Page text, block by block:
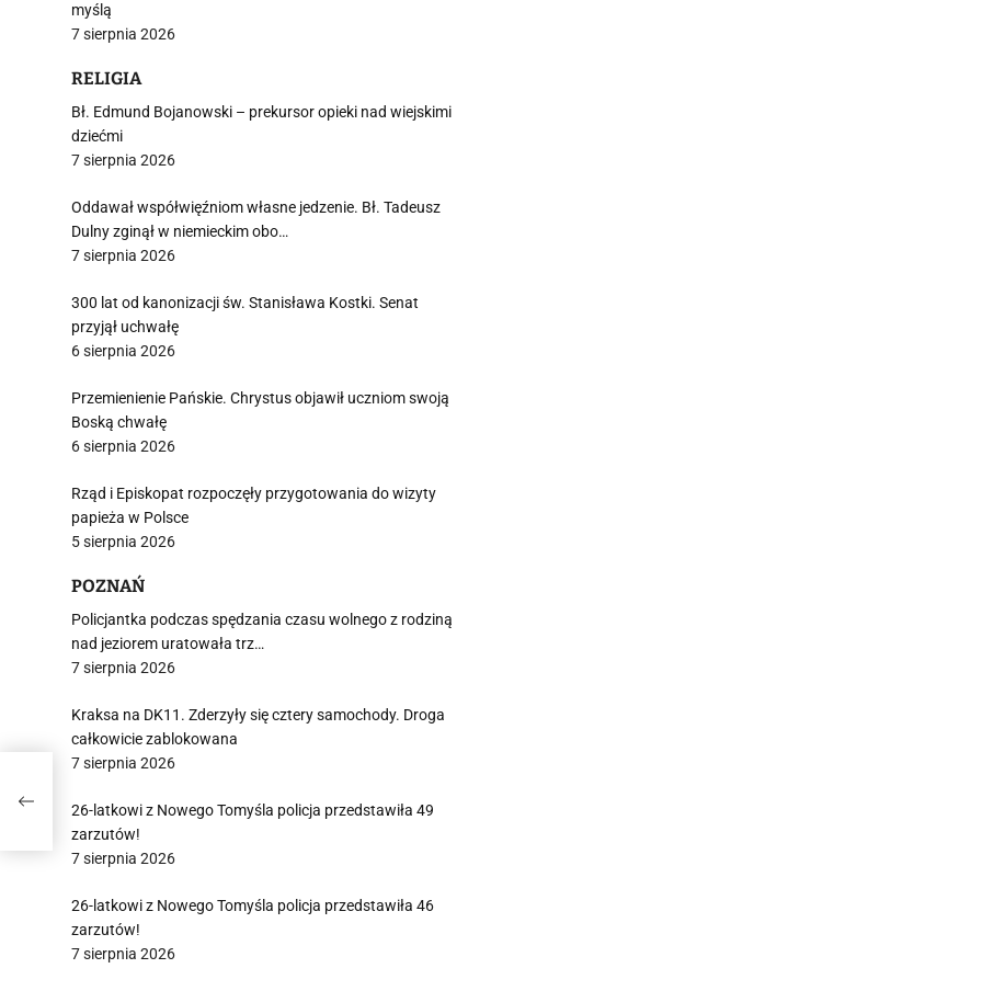
myślą
7 sierpnia 2026
RELIGIA
Bł. Edmund Bojanowski – prekursor opieki nad wiejskimi
dziećmi
7 sierpnia 2026
Oddawał współwięźniom własne jedzenie. Bł. Tadeusz
Dulny zginął w niemieckim obo…
7 sierpnia 2026
300 lat od kanonizacji św. Stanisława Kostki. Senat
przyjął uchwałę
6 sierpnia 2026
Przemienienie Pańskie. Chrystus objawił uczniom swoją
Boską chwałę
6 sierpnia 2026
Rząd i Episkopat rozpoczęły przygotowania do wizyty
papieża w Polsce
5 sierpnia 2026
POZNAŃ
Policjantka podczas spędzania czasu wolnego z rodziną
nad jeziorem uratowała trz…
7 sierpnia 2026
Kraksa na DK11. Zderzyły się cztery samochody. Droga
całkowicie zablokowana
7 sierpnia 2026
26-latkowi z Nowego Tomyśla policja przedstawiła 49
zarzutów!
7 sierpnia 2026
26-latkowi z Nowego Tomyśla policja przedstawiła 46
zarzutów!
7 sierpnia 2026